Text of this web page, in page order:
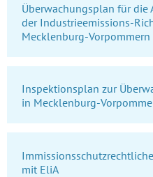
Überwachungsplan für die
der Industrieemissions-
Mecklenburg-Vorpommern
Inspektionsplan zur
in Mecklenburg-
mit EliA